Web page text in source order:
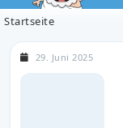
Startseite
29. Juni 2025